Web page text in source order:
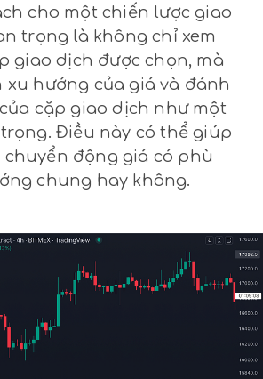
cho một chiến lược giao
trọng là không chỉ xem
giao dịch được chọn, mà
xu hướng của giá và đánh
cặp giao dịch như một
Điều này có thể giúp
chuyển động giá có phù
chung hay không.